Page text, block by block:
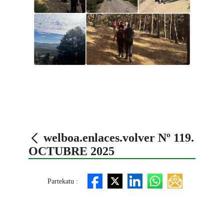
welboa.enlaces.volver Nº 119.
OCTUBRE 2025
Partekatu :